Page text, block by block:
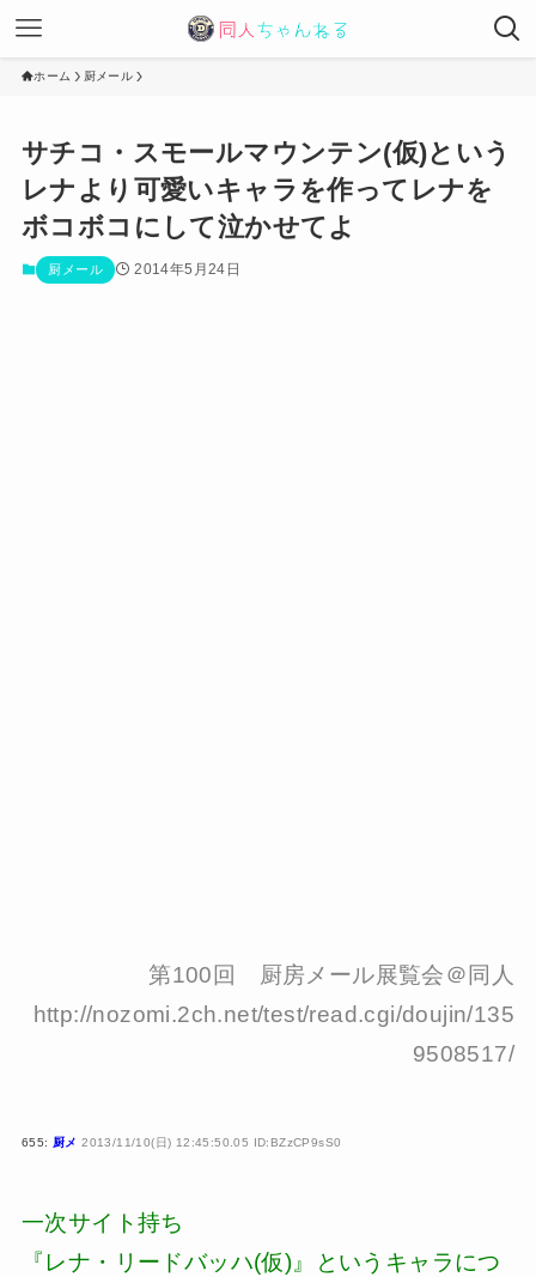
ホーム 厨メール
サチコ・スモールマウンテン(仮)という
レナより可愛いキャラを作ってレナを
ボコボコにして泣かせてよ
厨メール 2014年5月24日
第100回 厨房メール展覧会＠同人
http://nozomi.2ch.net/test/read.cgi/doujin/135
9508517/
655: 厨メ 2013/11/10(日) 12:45:50.05 ID:BZzCP9sS0
一次サイト持ち
『レナ・リードバッハ(仮)』というキャラにつ